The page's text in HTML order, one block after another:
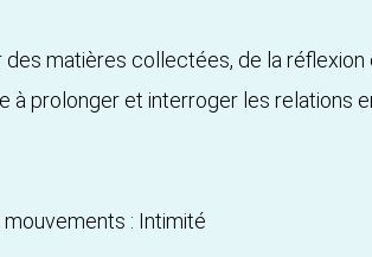
matières collectées, de la
à prolonger et interroger les relations
: Intimité